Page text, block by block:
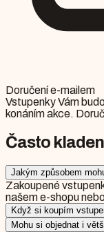
Doručení e-mailem
Vstupenky Vám
konáním akce.
Často
Jakým způsobem
Zakoupené
našem e-shopu
Když si koupím
Mohu si objednat i